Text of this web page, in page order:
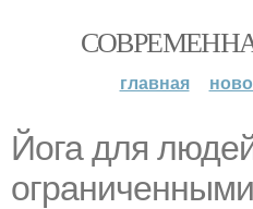
главная
Йога для
ограниченными